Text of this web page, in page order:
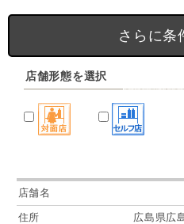
さらに条
店舗形態を選択
広島県広